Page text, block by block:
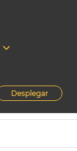
Desplegar